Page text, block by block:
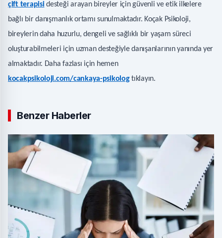
çift terapisidesteği arayan bireyler için güvenli ve etik ilkelere
bağlı bir danışmanlık ortamı sunulmaktadır. Koçak Psikoloji,
bireylerin daha huzurlu, dengeli ve sağlıklı bir yaşam süreci
oluşturabilmeleri için uzman desteğiyle danışanlarının yanında yer
almaktadır. Daha fazlası için hemen
kocakpsikoloji.com/cankaya-psikologtıklayın.
Benzer Haberler